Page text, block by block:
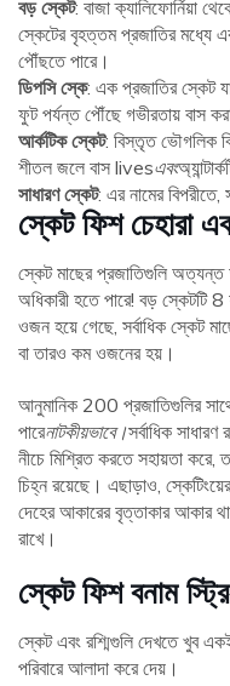
বড় স্কেট: বাজা ক্যালিফোর্নিয়া
স্কেটের বৃহত্তম প্রজাতির মধ্যে
পৌঁছতে পারে।
ডিপসি স্কে: এক প্রজাতির স্কেট
ফুট পর্যন্ত পৌঁছে গভীরতায় বাস
আর্কটিক স্কেট: বিস্তৃত ভৌগলিক
শীতল জলে বাস livesএবং
সাধারণ স্কেট: এর নামের
স্কেট ফিশ চেহারা
স্কেট মাছের প্রজাতিগুলি
অধিকারী হতে পারে! বড় স্কেটটি
ওজন হয়ে গেছে, সর্বাধিক স্কেট
বা তারও কম ওজনের হয়।
আনুমানিক 200 প্রজাতিগুলির
পারেনাটকীয়ভাবে।সর্বাধিক
নীচে মিশ্রিত করতে সহায়তা করে,
চিহ্ন রয়েছে। এছাড়াও, স্কেটিংয়ের
দেহের আকারের বৃত্তাকার আকার
রাখে।
স্কেট ফিশ বনাম
স্কেট এবং রশ্মিগুলি দেখতে খুব
পরিবারে আলাদা করে দেয়।